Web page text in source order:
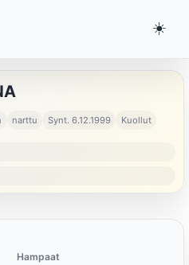
☀️
narttu Synt. 6.12.1999 Kuollut
Hampaat